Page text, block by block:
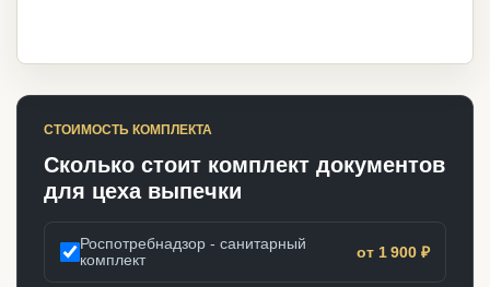
СТОИМОСТЬ КОМПЛЕКТА
Сколько стоит комплект документов
для цеха выпечки
Роспотребнадзор - санитарный
комплект
от 1 900 ₽